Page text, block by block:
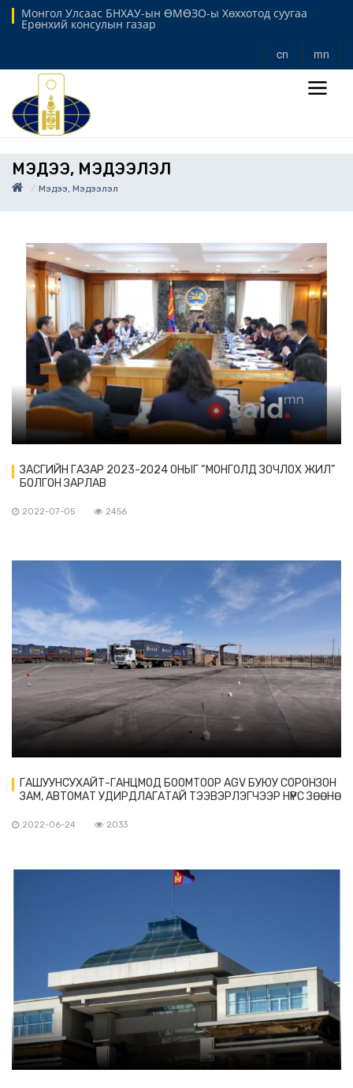
Монгол Улсаас БНХАУ-ын ӨМӨЗО-ы Хөххотод суугаа
Ерөнхий консулын газар
cn mn
МЭДЭЭ, МЭДЭЭЛЭЛ
Мэдээ, Мэдээлэл
ЗАСГИЙН ГАЗАР 2023-2024 ОНЫГ “МОНГОЛД ЗОЧЛОХ ЖИЛ”
БОЛГОН ЗАРЛАВ
2022-07-05 2456
ГАШУУНСУХАЙТ-ГАНЦМОД БООМТООР AGV БУЮУ СОРОНЗОН
ЗАМ, АВТОМАТ УДИРДЛАГАТАЙ ТЭЭВЭРЛЭГЧЭЭР НҮҮРС ЗӨӨНӨ
2022-06-24 2033